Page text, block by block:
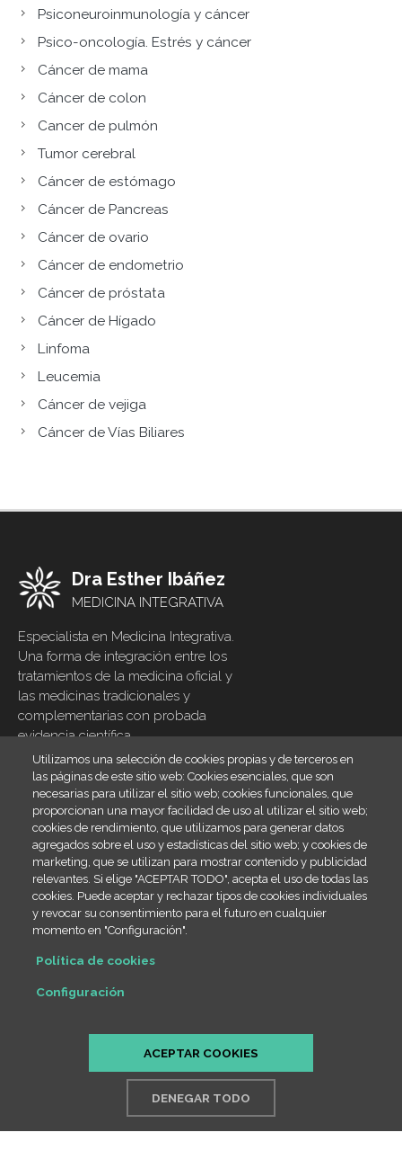
Psiconeuroinmunología y cáncer
Psico-oncología. Estrés y cáncer
Cáncer de mama
Cáncer de colon
Cancer de pulmón
Tumor cerebral
Cáncer de estómago
Cáncer de Pancreas
Cáncer de ovario
Cáncer de endometrio
Cáncer de próstata
Cáncer de Hígado
Linfoma
Leucemia
Cáncer de vejiga
Cáncer de Vías Biliares
Dra Esther Ibáñez
MEDICINA INTEGRATIVA
Especialista en Medicina Integrativa.
Una forma de integración entre los
tratamientos de la medicina oficial y
las medicinas tradicionales y
complementarias con probada
evidencia científica
Footer
menu
Inicio
Blog
Contacto
Legal
Política de cookies
SiteMap
Utilizamos una selección de cookies propias y de terceros en
las páginas de este sitio web: Cookies esenciales, que son
necesarias para utilizar el sitio web; cookies funcionales, que
proporcionan una mayor facilidad de uso al utilizar el sitio web;
cookies de rendimiento, que utilizamos para generar datos
agregados sobre el uso y estadísticas del sitio web; y cookies de
marketing, que se utilizan para mostrar contenido y publicidad
relevantes. Si elige "ACEPTAR TODO", acepta el uso de todas las
cookies. Puede aceptar y rechazar tipos de cookies individuales
y revocar su consentimiento para el futuro en cualquier
momento en "Configuración".
Política de cookies
Configuración
DENEGAR TODO
ACEPTAR COOKIES
(+34) 666 23 19 66
Passeig de Sant Gervasi 55, 08022 Barcelona